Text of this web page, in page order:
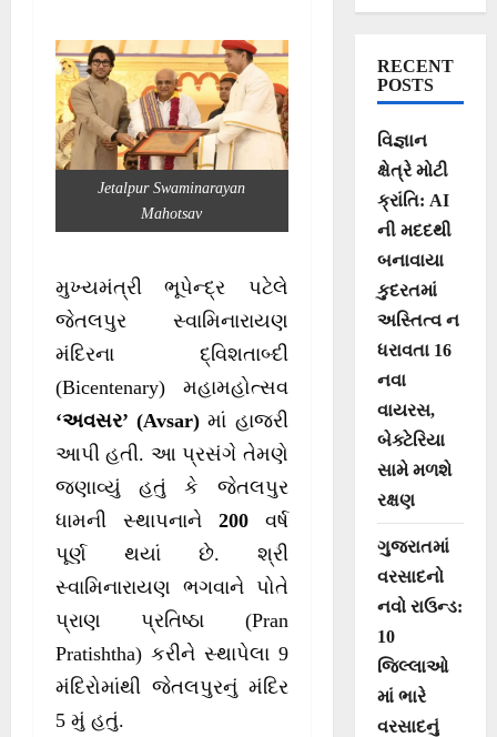
મહોત્સવમાં હાજરી
આપી
Jetalpur Swaminarayan
Mahotsav
મુખ્યમંત્રી ભૂપેન્દ્ર પટેલે
જેતલપુર સ્વામિનારાયણ
મંદિરના દ્વિશતાબ્દી
(Bicentenary) મહામહોત્સવ
‘અવસર’ (Avsar) માં હાજરી
આપી હતી. આ પ્રસંગે તેમણે
જણાવ્યું હતું કે જેતલપુર
ધામની સ્થાપનાને 200વર્ષ
પૂર્ણ થયાં છે. શ્રી
સ્વામિનારાયણ ભગવાને પોતે
પ્રાણ પ્રતિષ્ઠા (Pran
Pratishtha) કરીને સ્થાપેલા 9
મંદિરોમાંથી જેતલપુરનું મંદિર
5 મું હતું.
RECENT
POSTS
વિજ્ઞાન
ક્ષેત્રે મોટી
ક્રાંતિ: AI
ની મદદથી
બનાવાયા
કુદરતમાં
અસ્તિત્વ ન
ધરાવતા 16
નવા
વાયરસ,
બેક્ટેરિયા
સામે મળશે
રક્ષણ
ગુજરાતમાં
વરસાદનો
નવો રાઉન્ડ:
10
જિલ્લાઓ
માં ભારે
વરસાદનું